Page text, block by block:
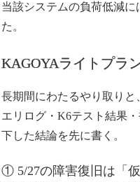
当該システムの負荷低減
た。
KAGOYAライトプラ
長期間にわたるやり取りと
エリログ・K6テスト結果
下した結論を先に書く。
① 5/27の障害復旧は「